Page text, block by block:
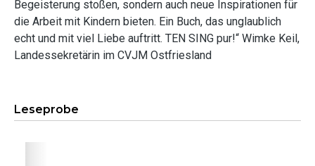
Begeisterung stoßen, sondern auch neue Inspirationen für
die Arbeit mit Kindern bieten. Ein Buch, das unglaublich
echt und mit viel Liebe auftritt. TEN SING pur!“ Wimke Keil,
Landessekretärin im CVJM Ostfriesland
Leseprobe